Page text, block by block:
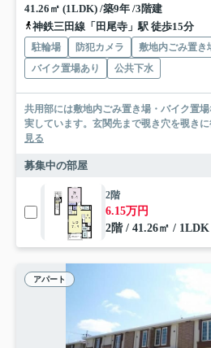
41.26㎡ (1LDK) /築9年 /3階建
神鉄三田線「田尾寺」駅 徒歩15分
駐輪場 防犯カメラ 敷地内ごみ置き
バイク置場あり
公共下水
共用部には敷地内ごみ置き場・バイク置
実しています。玄関先まで覗き穴を覗き
見る
募集中の部屋
2階
6.15万円
2階 / 41.26㎡ / 1LDK
アパート